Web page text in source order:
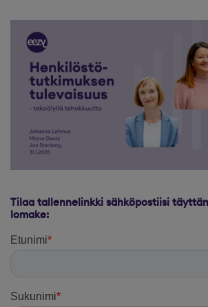
Tilaa tallennelinkki sähköpostiisi
lomake: